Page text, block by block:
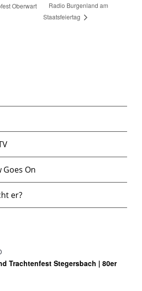
Oberwart
Radio Burgenland am
Staatsfeiertag
Goes On
er?
Trachtenfest Stegersbach | 80er